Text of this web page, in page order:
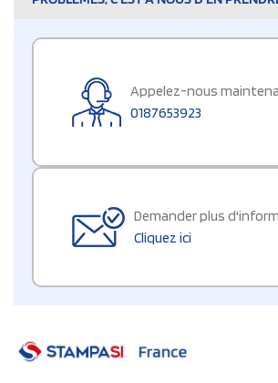
Appelez-nous
0187653923
Demander plus
Cliquez ici